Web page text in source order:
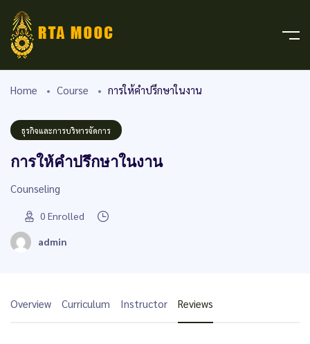
Home Course การให้คำปรึกษาในงาน
ธุรกิจและการบริหารจัดการ
การให้คำปรึกษาในงาน
Counseling
0 Enrolled
admin
Overview Curriculum Instructor Reviews